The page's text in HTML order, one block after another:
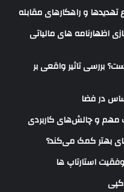
و راهکارهای مقابله
اظهارنامه های مالیاتی
بررسی تاثیر واقعی بر
در فضا
مهم و چالش‌های کاربردی
بهتر کمک می‌کند؟
استارتاپ ها